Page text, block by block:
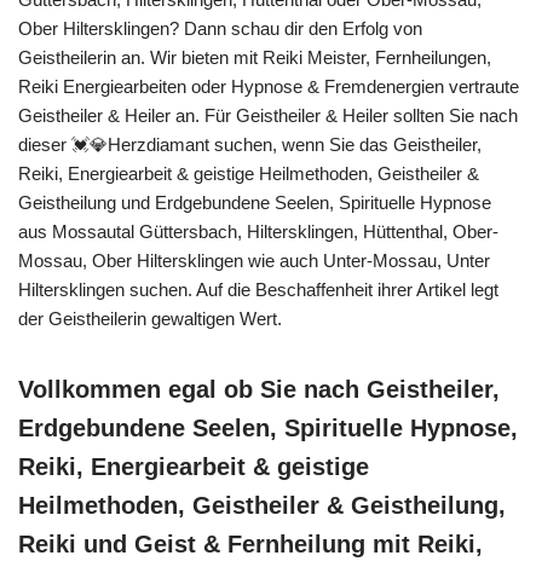
Ober Hiltersklingen? Dann schau dir den Erfolg von
Geistheilerin an. Wir bieten mit Reiki Meister, Fernheilungen,
Reiki Energiearbeiten oder Hypnose & Fremdenergien vertraute
Geistheiler & Heiler an. Für Geistheiler & Heiler sollten Sie nach
dieser 💓️💎Herzdiamant suchen, wenn Sie das Geistheiler,
Reiki, Energiearbeit & geistige Heilmethoden, Geistheiler &
Geistheilung und Erdgebundene Seelen, Spirituelle Hypnose
aus Mossautal Güttersbach, Hiltersklingen, Hüttenthal, Ober-
Mossau, Ober Hiltersklingen wie auch Unter-Mossau, Unter
Hiltersklingen suchen. Auf die Beschaffenheit ihrer Artikel legt
der Geistheilerin gewaltigen Wert.
Vollkommen egal ob Sie nach Geistheiler,
Erdgebundene Seelen, Spirituelle Hypnose,
Reiki, Energiearbeit & geistige
Heilmethoden, Geistheiler & Geistheilung,
Reiki und Geist & Fernheilung mit Reiki,